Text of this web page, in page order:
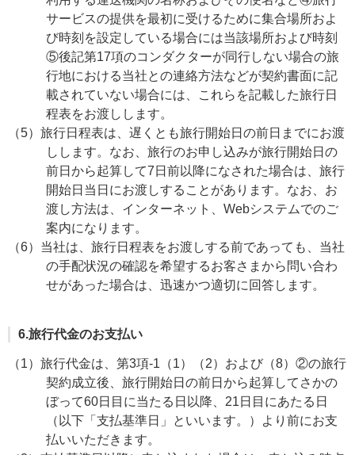
サービスの提供を最初に受けるために集合場所およ
び時刻を設定している場合には当該場所および時刻
⑤後記第17項のコンダクターが同行しない場合の旅
行地における当社との連絡方法などが契約書面に記
載されていない場合には、これらを記載した旅行日
程表をお渡しします。
（5）旅行日程表は、遅くとも旅行開始日の前日までにお渡
しします。なお、旅行のお申し込みが旅行開始日の
前日から起算して7日前以降になされた場合は、旅行
開始日当日にお渡しすることがあります。なお、お
渡し方法は、インターネット、Webシステムでのご
案内になります。
（6）当社は、旅行日程表をお渡しする前であっても、当社
の手配状況の確認を希望するお客さまから問い合わ
せがあった場合は、迅速かつ適切に回答します。
6.旅行代金のお支払い
（1）旅行代金は、第3項-1（1）（2）および（8）②の旅行
契約成立後、旅行開始日の前日から起算してさかの
ぼって60日目に当たる日以降、21日目にあたる日
（以下「支払基準日」といいます。）より前にお支
払いいただきます。